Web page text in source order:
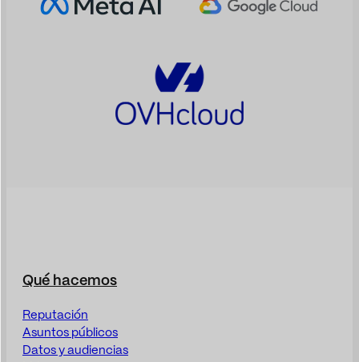
Qué hacemos
Reputación
Asuntos públicos
Datos y audiencias